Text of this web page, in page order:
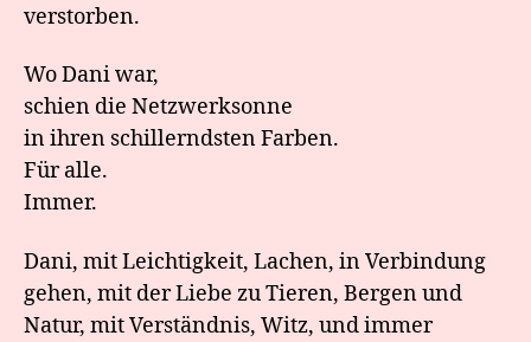
verstorben.
Wo Dani war,
schien die Netzwerksonne
in ihren schillerndsten Farben.
Für alle.
Immer.
Dani, mit Leichtigkeit, Lachen, in Verbindung
gehen, mit der Liebe zu Tieren, Bergen und
Natur, mit Verständnis, Witz, und immer